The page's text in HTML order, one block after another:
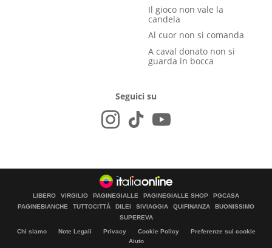
Il gioco non vale la
candela
Al cuor non si comanda
A caval donato non si
guarda in bocca
Seguici su
LIBERO VIRGILIO PAGINEGIALLE PAGINEGIALLE SHOP
PGCASA
PAGINEBIANCHE
TUTTOCITTÀ DILEI SIVIAGGIA QUIFINANZA
BUONISSIMO
SUPEREVA
Chi siamo Note Legali Privacy Cookie Policy
Preferenze sui cookie
Aiuto